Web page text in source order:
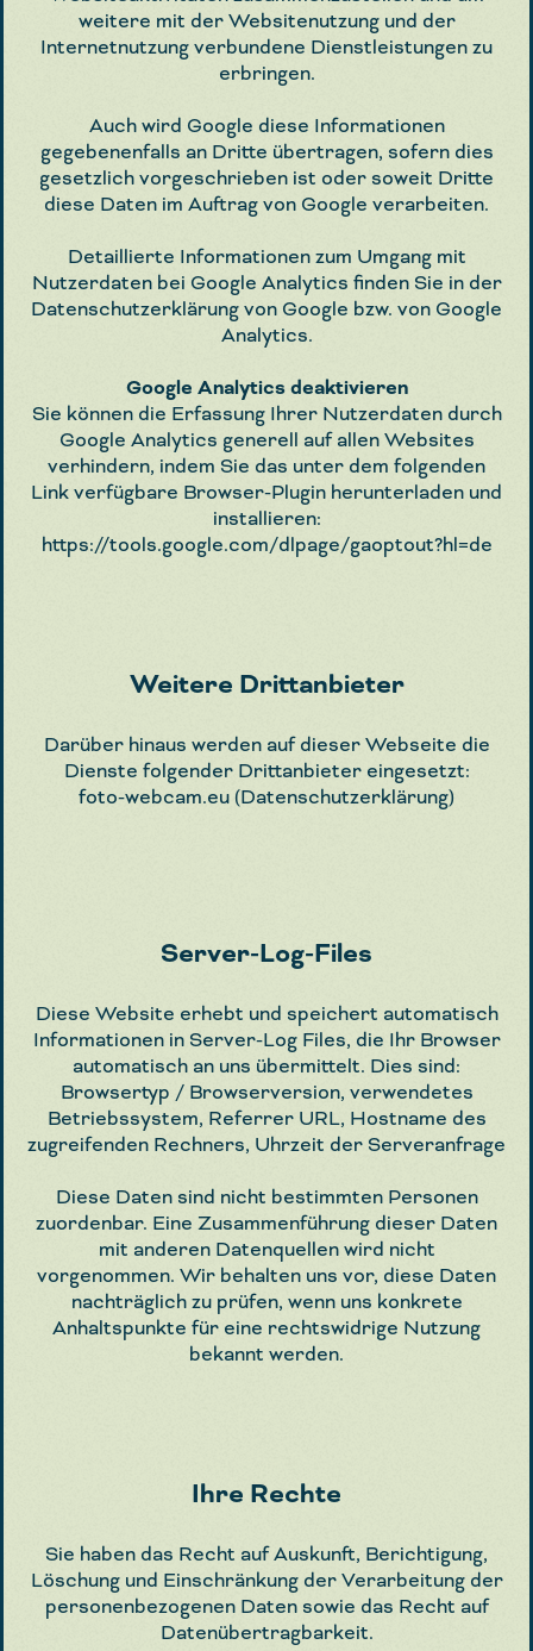
weitere mit der Websitenutzung und der
Internetnutzung verbundene Dienstleistungen zu
erbringen.
Auch wird Google diese Informationen
gegebenenfalls an Dritte übertragen, sofern dies
gesetzlich vorgeschrieben ist oder soweit Dritte
diese Daten im Auftrag von Google verarbeiten.
Detaillierte Informationen zum Umgang mit
Nutzerdaten bei Google Analytics finden Sie in der
Datenschutzerklärung von Google bzw. von Google
Analytics.
Google Analytics deaktivieren
Sie können die Erfassung Ihrer Nutzerdaten durch
Google Analytics generell auf allen Websites
verhindern, indem Sie das unter dem folgenden
Link verfügbare Browser-Plugin herunterladen und
installieren:
https://tools.google.com/dlpage/gaoptout?hl=de
Weitere Drittanbieter
Darüber hinaus werden auf dieser Webseite die
Dienste folgender Drittanbieter eingesetzt:
foto-webcam.eu (Datenschutzerklärung)
Server-Log-Files
Diese Website erhebt und speichert automatisch
Informationen in Server-Log Files, die Ihr Browser
automatisch an uns übermittelt. Dies sind:
Browsertyp / Browserversion, verwendetes
Betriebssystem, Referrer URL, Hostname des
zugreifenden Rechners, Uhrzeit der Serveranfrage
Diese Daten sind nicht bestimmten Personen
zuordenbar. Eine Zusammenführung dieser Daten
mit anderen Datenquellen wird nicht
vorgenommen. Wir behalten uns vor, diese Daten
nachträglich zu prüfen, wenn uns konkrete
Anhaltspunkte für eine rechtswidrige Nutzung
bekannt werden.
Ihre Rechte
Sie haben das Recht auf Auskunft, Berichtigung,
Löschung und Einschränkung der Verarbeitung der
personenbezogenen Daten sowie das Recht auf
Datenübertragbarkeit.